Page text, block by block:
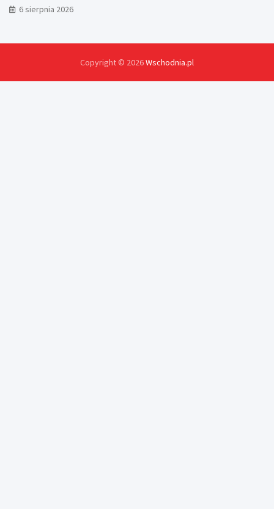
6 sierpnia 2026
Copyright © 2026Wschodnia.pl